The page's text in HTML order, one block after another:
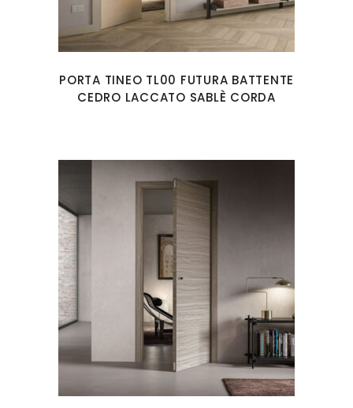
PORTA TINEO TL00 FUTURA BATTENTE
CEDRO LACCATO SABLÈ CORDA